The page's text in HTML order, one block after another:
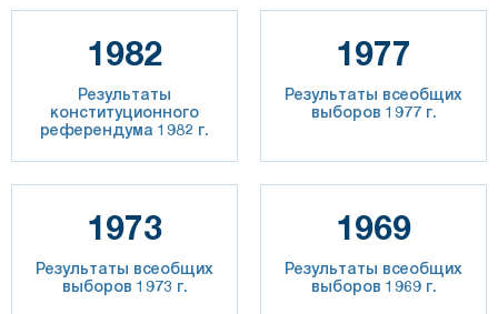
1982
Результаты
конституционного
референдума 1982 г.
1977
Результаты всеобщих
выборов 1977 г.
1973
Результаты всеобщих
выборов 1973 г.
1969
Результаты всеобщих
выборов 1969 г.